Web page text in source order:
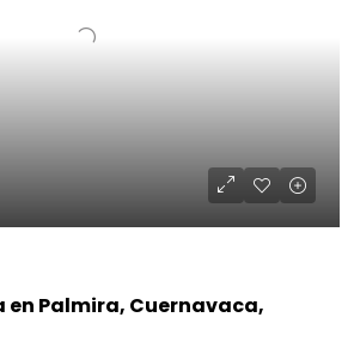
en Palmira, Cuernavaca,